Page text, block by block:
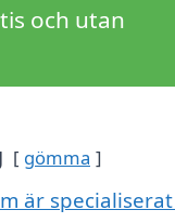
och utan
gömma
är